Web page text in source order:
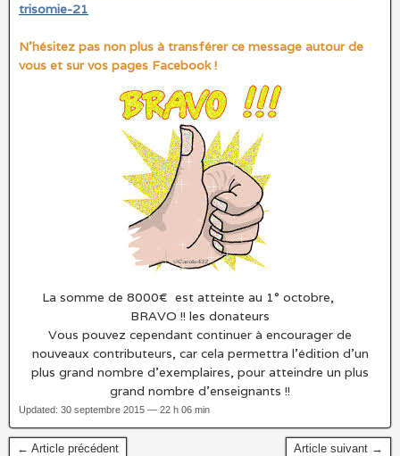
trisomie-21
N’hésitez pas non plus à transférer ce message autour de
vous et sur vos pages Facebook !
La somme de 8000€ est atteinte au 1° octobre,
BRAVO !! les donateurs
Vous pouvez cependant continuer à encourager de
nouveaux contributeurs, car cela permettra l’édition d’un
plus grand nombre d’exemplaires, pour atteindre un plus
grand nombre d’enseignants !!
Updated: 30 septembre 2015 — 22 h 06 min
← Article précédent Article suivant →